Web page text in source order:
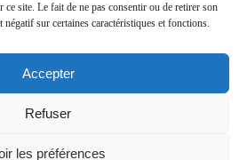
site. Le fait de ne pas consentir ou de retirer son
sur certaines caractéristiques et fonctions.
Accepter
Refuser
les préférences
à la newsletter
Saint-Jean-d'Angély 2026